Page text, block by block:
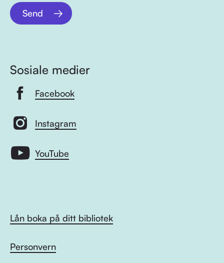
Send
Sosiale medier
Facebook
Instagram
YouTube
Lån boka på ditt bibliotek
Personvern